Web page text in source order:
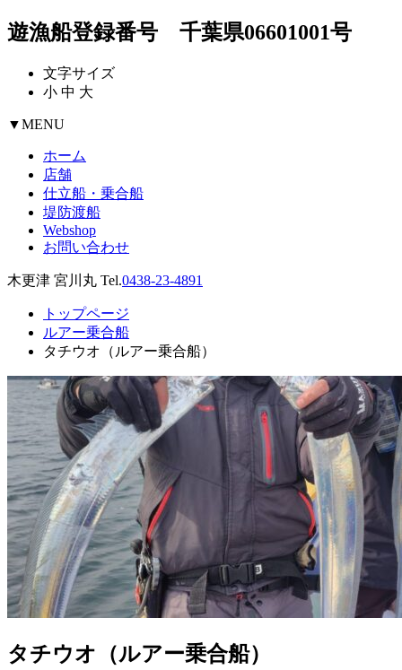
遊漁船登録番号 千葉県06601001号
文字サイズ
小 中 大
▼MENU
ホーム
店舗
仕立船・乗合船
堤防渡船
Webshop
お問い合わせ
木更津 宮川丸 Tel.0438-23-4891
トップページ
ルアー乗合船
タチウオ（ルアー乗合船）
タチウオ（ルアー乗合船）